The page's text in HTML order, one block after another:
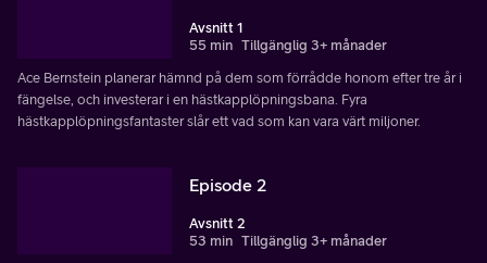
Avsnitt 1
55 min Tillgänglig 3+ månader
Ace Bernstein planerar hämnd på dem som förrådde honom efter tre år i
fängelse, och investerar i en hästkapplöpningsbana. Fyra
hästkapplöpningsfantaster slår ett vad som kan vara värt miljoner.
Episode 2
Avsnitt 2
53 min Tillgänglig 3+ månader